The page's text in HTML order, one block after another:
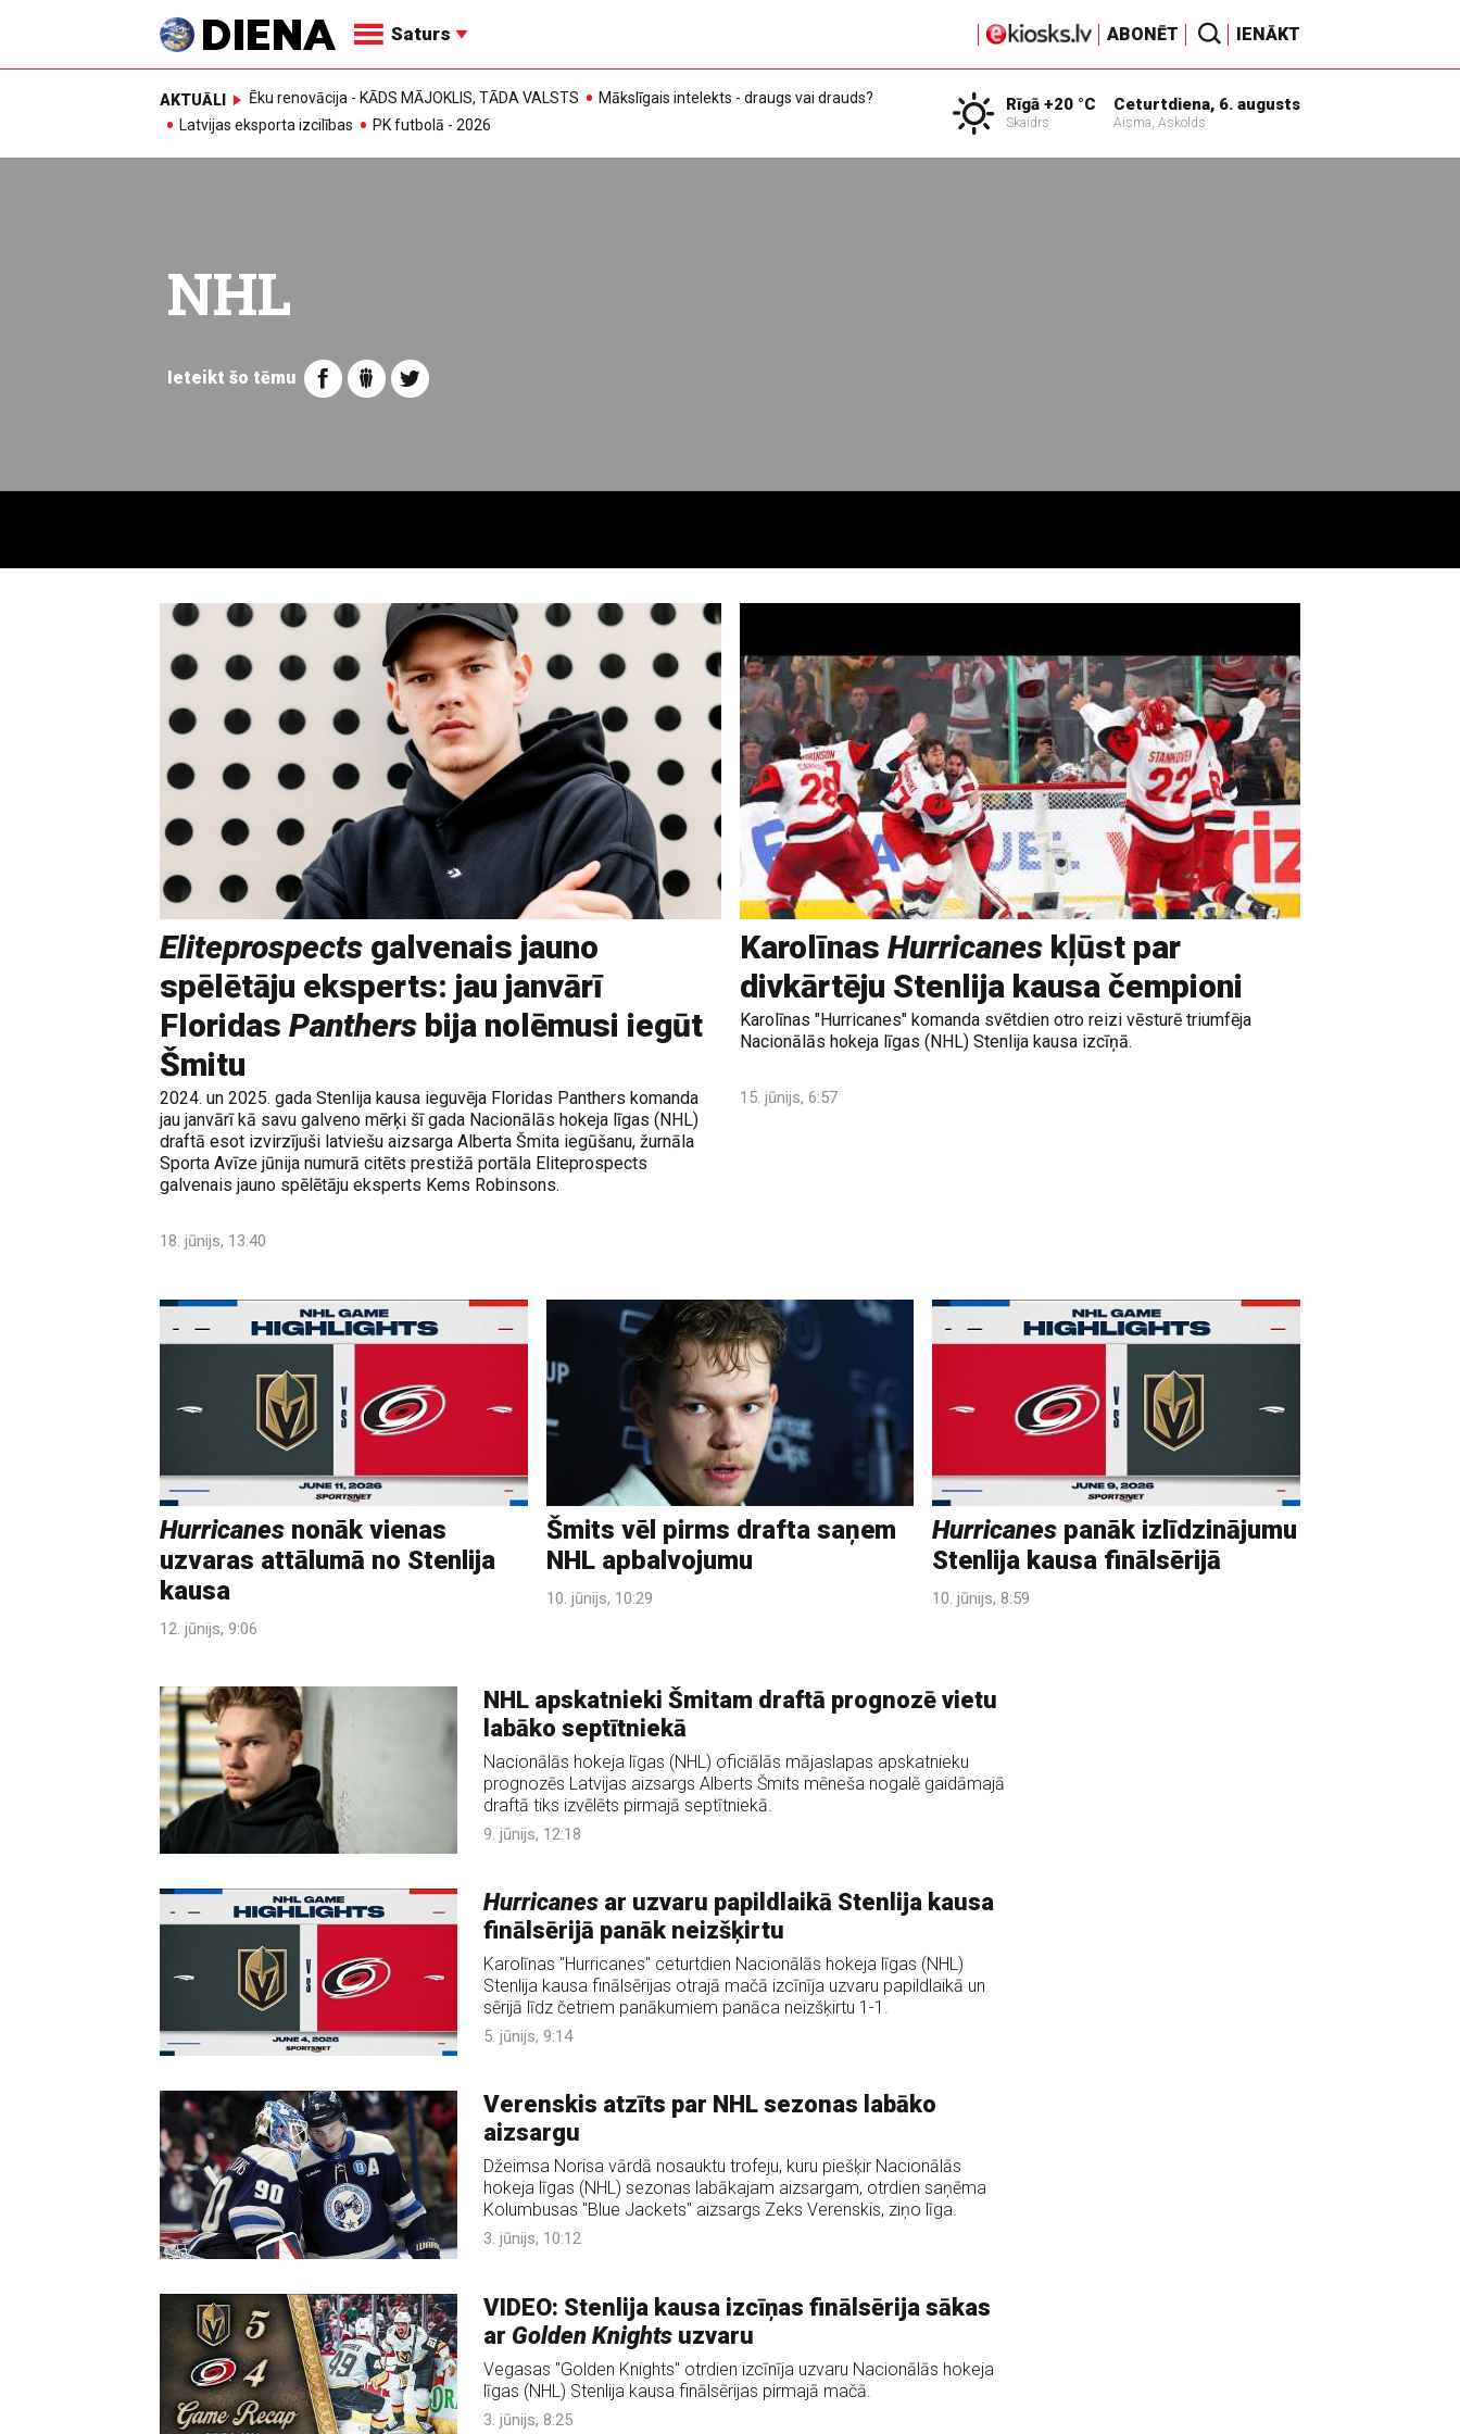
Saturs ABONĒT IENĀKT
AKTUĀLI Ēku renovācija - KĀDS MĀJOKLIS, TĀDA VALSTS
Mākslīgais intelekts - draugs vai drauds?
Latvijas eksporta izcilības
PK futbolā - 2026
Rīgā +20 °C
Skaidrs
Ceturtdiena, 6. augusts
Aisma, Askolds
NHL
Ieteikt šo tēmu
Eliteprospects galvenais jauno
spēlētāju eksperts: jau janvārī
Floridas Panthers bija nolēmusi iegūt
Šmitu
2024. un 2025. gada Stenlija kausa ieguvēja Floridas Panthers komanda
jau janvārī kā savu galveno mērķi šī gada Nacionālās hokeja līgas (NHL)
draftā esot izvirzījuši latviešu aizsarga Alberta Šmita iegūšanu, žurnāla
Sporta Avīze jūnija numurā citēts prestižā portāla Eliteprospects
galvenais jauno spēlētāju eksperts Kems Robinsons.
18. jūnijs, 13:40
Karolīnas Hurricaneskļūst par
divkārtēju Stenlija kausa čempioni
Karolīnas "Hurricanes" komanda svētdien otro reizi vēsturē triumfēja
Nacionālās hokeja līgas (NHL) Stenlija kausa izcīņā.
15. jūnijs, 6:57
Hurricanes nonāk vienas
uzvaras attālumā no Stenlija
kausa
12. jūnijs, 9:06
Šmits vēl pirms drafta saņem
NHL apbalvojumu
10. jūnijs, 10:29
Hurricanes panāk izlīdzinājumu
Stenlija kausa finālsērijā
10. jūnijs, 8:59
NHL apskatnieki Šmitam draftā prognozē vietu
labāko septītniekā
Nacionālās hokeja līgas (NHL) oficiālās mājaslapas apskatnieku
prognozēs Latvijas aizsargs Alberts Šmits mēneša nogalē gaidāmajā
draftā tiks izvēlēts pirmajā septītniekā.
9. jūnijs, 12:18
Hurricanesar uzvaru papildlaikā Stenlija kausa
finālsērijā panāk neizšķirtu
Karolīnas "Hurricanes" ceturtdien Nacionālās hokeja līgas (NHL)
Stenlija kausa finālsērijas otrajā mačā izcīnīja uzvaru papildlaikā un
sērijā līdz četriem panākumiem panāca neizšķirtu 1-1.
5. jūnijs, 9:14
Verenskis atzīts par NHL sezonas labāko
aizsargu
Džeimsa Norisa vārdā nosauktu trofeju, kuru piešķir Nacionālās
hokeja līgas (NHL) sezonas labākajam aizsargam, otrdien saņēma
Kolumbusas "Blue Jackets" aizsargs Zeks Verenskis, ziņo līga.
3. jūnijs, 10:12
VIDEO: Stenlija kausa izcīņas finālsērija sākas
ar Golden Knightsuzvaru
Vegasas "Golden Knights" otrdien izcīnīja uzvaru Nacionālās hokeja
līgas (NHL) Stenlija kausa finālsērijas pirmajā mačā.
3. jūnijs, 8:25